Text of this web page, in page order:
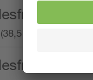
Stunden pro